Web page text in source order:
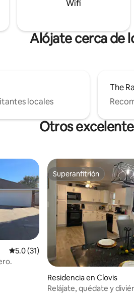
Wifi
Alójate cerca de
locales
The
Otros
Calificación promedio: 5.0 de 5; 31
5.0 (31)
Superanfitrión
Superanfitrión
Residencia en Clovis
Relájate, quédate y